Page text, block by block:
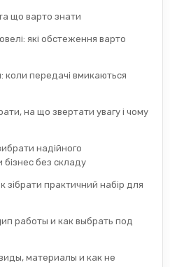
що варто знати
які обстеження варто
коли передачі вмикаються
на що звертати увагу і чому
надійного
бізнес без складу
практичний набір для
работы и как выбрать под
материалы и как не